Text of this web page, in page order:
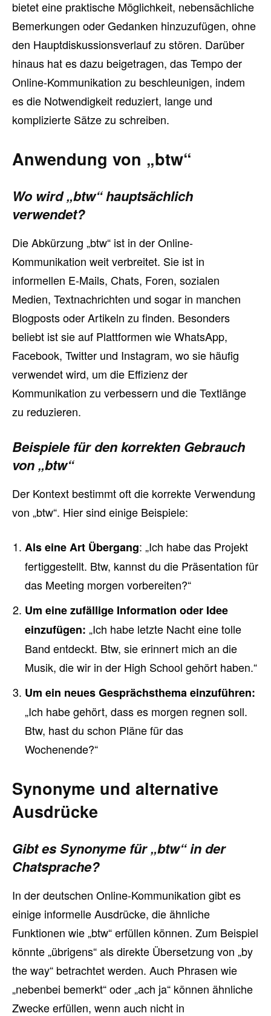
bietet eine praktische Möglichkeit, nebensächliche
Bemerkungen oder Gedanken hinzuzufügen, ohne
den Hauptdiskussionsverlauf zu stören. Darüber
hinaus hat es dazu beigetragen, das Tempo der
Online-Kommunikation zu beschleunigen, indem
es die Notwendigkeit reduziert, lange und
komplizierte Sätze zu schreiben.
Anwendung von „btw“
Wo wird „btw“ hauptsächlich
verwendet?
Die Abkürzung „btw“ ist in der Online-
Kommunikation weit verbreitet. Sie ist in
informellen E-Mails, Chats, Foren, sozialen
Medien, Textnachrichten und sogar in manchen
Blogposts oder Artikeln zu finden. Besonders
beliebt ist sie auf Plattformen wie WhatsApp,
Facebook, Twitter und Instagram, wo sie häufig
verwendet wird, um die Effizienz der
Kommunikation zu verbessern und die Textlänge
zu reduzieren.
Beispiele für den korrekten Gebrauch
von „btw“
Der Kontext bestimmt oft die korrekte Verwendung
von „btw“. Hier sind einige Beispiele:
Als eine Art Übergang: „Ich habe das Projekt
fertiggestellt. Btw, kannst du die Präsentation für
das Meeting morgen vorbereiten?“
Um eine zufällige Information oder Idee
einzufügen: „Ich habe letzte Nacht eine tolle
Band entdeckt. Btw, sie erinnert mich an die
Musik, die wir in der High School gehört haben.“
Um ein neues Gesprächsthema einzuführen:
„Ich habe gehört, dass es morgen regnen soll.
Btw, hast du schon Pläne für das
Wochenende?“
Synonyme und alternative
Ausdrücke
Gibt es Synonyme für „btw“ in der
Chatsprache?
In der deutschen Online-Kommunikation gibt es
einige informelle Ausdrücke, die ähnliche
Funktionen wie „btw“ erfüllen können. Zum Beispiel
könnte „übrigens“ als direkte Übersetzung von „by
the way“ betrachtet werden. Auch Phrasen wie
„nebenbei bemerkt“ oder „ach ja“ können ähnliche
Zwecke erfüllen, wenn auch nicht in